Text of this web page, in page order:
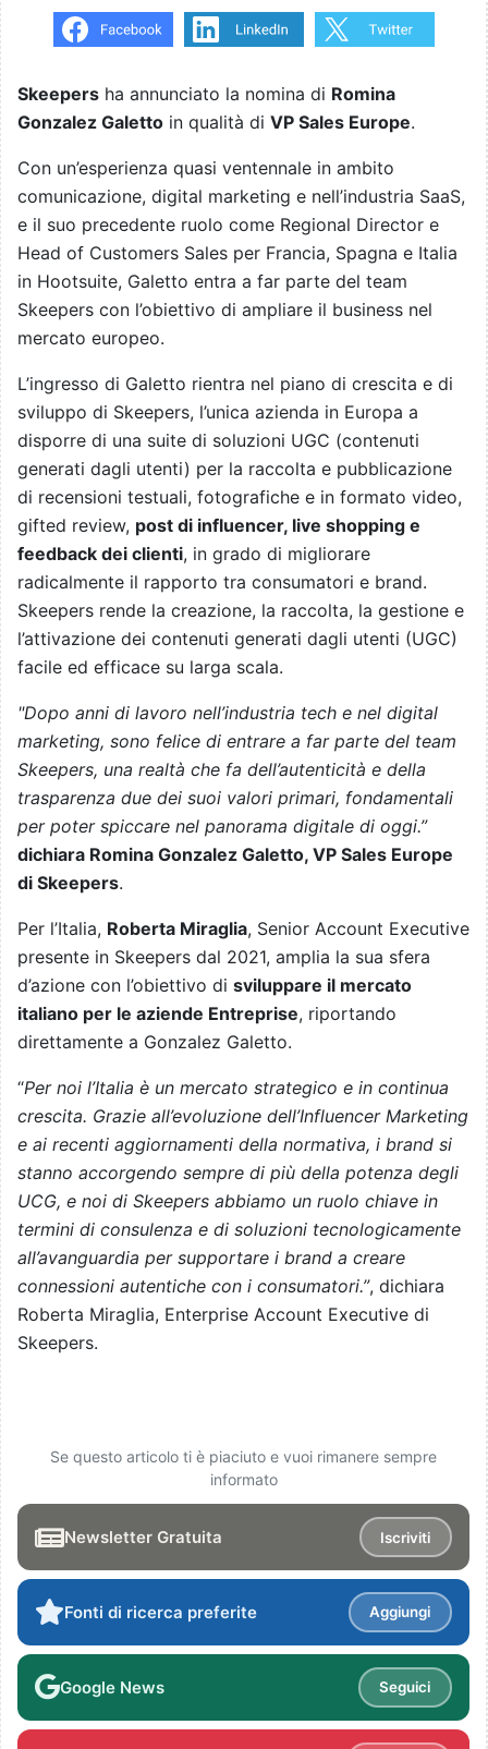
Skeepers ha annunciato la nomina di Romina
Gonzalez Galetto in qualità di VP Sales Europe.
Con un’esperienza quasi ventennale in ambito
comunicazione, digital marketing e nell’industria SaaS,
e il suo precedente ruolo come Regional Director e
Head of Customers Sales per Francia, Spagna e Italia
in Hootsuite, Galetto entra a far parte del team
Skeepers con l’obiettivo di ampliare il business nel
mercato europeo.
L’ingresso di Galetto rientra nel piano di crescita e di
sviluppo di Skeepers, l’unica azienda in Europa a
disporre di una suite di soluzioni UGC (contenuti
generati dagli utenti) per la raccolta e pubblicazione
di recensioni testuali, fotografiche e in formato video,
gifted review, post di influencer, live shopping e
feedback dei clienti, in grado di migliorare
radicalmente il rapporto tra consumatori e brand.
Skeepers rende la creazione, la raccolta, la gestione e
l’attivazione dei contenuti generati dagli utenti (UGC)
facile ed efficace su larga scala.
"Dopo anni di lavoro nell’industria tech e nel digital
marketing, sono felice di entrare a far parte del team
Skeepers, una realtà che fa dell’autenticità e della
trasparenza due dei suoi valori primari, fondamentali
per poter spiccare nel panorama digitale di oggi.”
dichiara Romina Gonzalez Galetto, VP Sales Europe
di Skeepers.
Per l’Italia, Roberta Miraglia, Senior Account Executive
presente in Skeepers dal 2021, amplia la sua sfera
d’azione con l’obiettivo di sviluppare il mercato
italiano per le aziende Entreprise, riportando
direttamente a Gonzalez Galetto.
“Per noi l’Italia è un mercato strategico e in continua
crescita. Grazie all’evoluzione dell’Influencer Marketing
e ai recenti aggiornamenti della normativa, i brand si
stanno accorgendo sempre di più della potenza degli
UCG, e noi di Skeepers abbiamo un ruolo chiave in
termini di consulenza e di soluzioni tecnologicamente
all’avanguardia per supportare i brand a creare
connessioni autentiche con i consumatori.”, dichiara
Roberta Miraglia, Enterprise Account Executive di
Skeepers.
Se questo articolo ti è piaciuto e vuoi rimanere sempre
informato
Newsletter Gratuita Iscriviti
Fonti di ricerca preferite Aggiungi
Google News Seguici